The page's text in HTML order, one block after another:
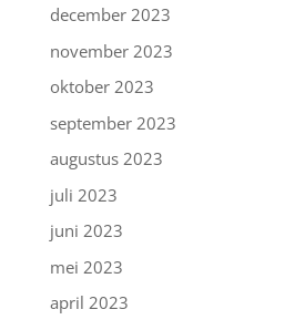
december 2023
november 2023
oktober 2023
september 2023
augustus 2023
juli 2023
juni 2023
mei 2023
april 2023